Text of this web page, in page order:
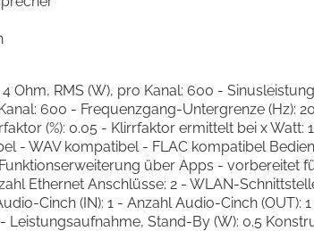
RMS (W), pro Kanal: 600 -
600 - Frequenzgang-Untergrenze (Hz):
(%): 0.05 - Klirrfaktor ermittelt bei x Watt:
- WAV kompatibel - FLAC kompatibel
über Apps - vorbereitet
Ethernet Anschlüsse: 2 - WLAN-
Cinch (IN): 1 - Anzahl Audio-Cinch (OUT):
Stand-By (W): 0.5